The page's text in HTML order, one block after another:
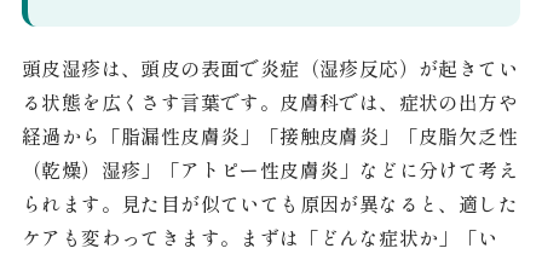
頭皮湿疹は、頭皮の表面で炎症（湿疹反応）が起きてい
る状態を広くさす言葉です。皮膚科では、症状の出方や
経過から「脂漏性皮膚炎」「接触皮膚炎」「皮脂欠乏性
（乾燥）湿疹」「アトピー性皮膚炎」などに分けて考え
られます。見た目が似ていても原因が異なると、適した
ケアも変わってきます。まずは「どんな症状か」「い